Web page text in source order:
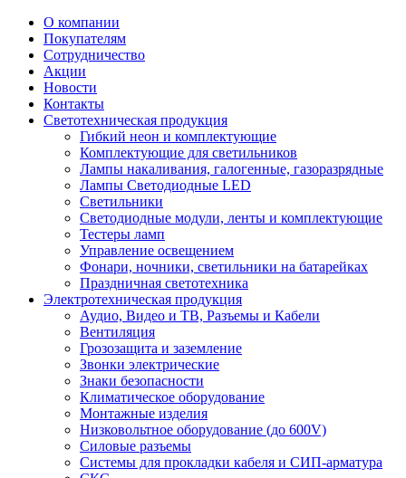
О компании
Покупателям
Сотрудничество
Акции
Новости
Контакты
Светотехническая продукция
Гибкий неон и комплектующие
Комплектующие для светильников
Лампы накаливания, галогенные, газоразрядные
Лампы Светодиодные LED
Светильники
Светодиодные модули, ленты и комплектующие
Тестеры ламп
Управление освещением
Фонари, ночники, светильники на батарейках
Праздничная светотехника
Электротехническая продукция
Аудио, Видео и ТВ, Разъемы и Кабели
Вентиляция
Грозозащита и заземление
Звонки электрические
Знаки безопасности
Климатическое оборудование
Монтажные изделия
Низковольтное оборудование (до 600V)
Силовые разъемы
Системы для прокладки кабеля и СИП-арматура